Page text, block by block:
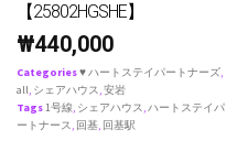
【25802HGSHE】
₩440,000
Categories♥ ハートステイパートナーズ,
all, シェアハウス,安岩
Tags1号線, シェアハウス,ハートステイパ
ートナース, 回基, 回基駅